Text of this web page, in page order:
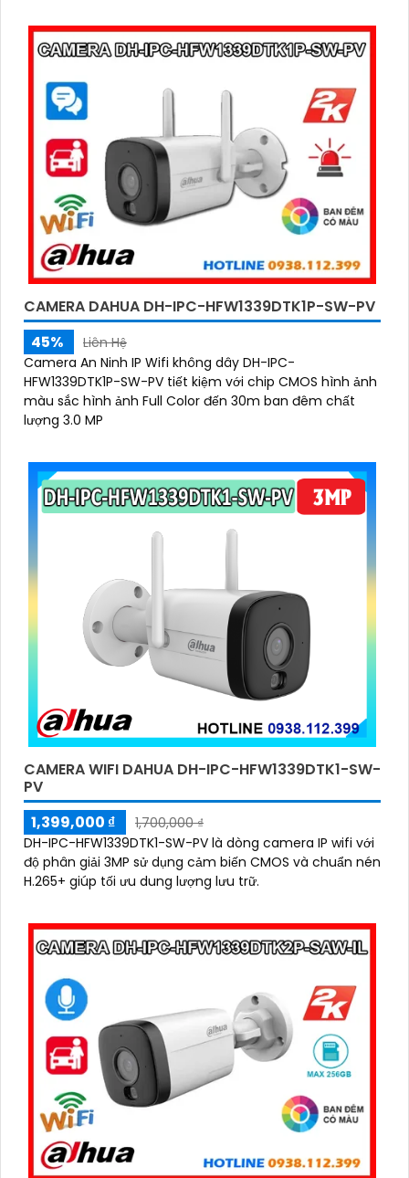
CAMERA DAHUA DH-IPC-HFW1339DTK1P-SW-PV
45%
Liên Hệ
Camera An Ninh IP Wifi không dây DH-IPC-
HFW1339DTK1P-SW-PV tiết kiệm với chip CMOS hình ảnh
màu sắc hình ảnh Full Color đến 30m ban đêm chất
lượng 3.0 MP
CAMERA WIFI DAHUA DH-IPC-HFW1339DTK1-SW-
PV
1,399,000 ₫
1,700,000 ₫
DH-IPC-HFW1339DTK1-SW-PV là dòng camera IP wifi với
độ phân giải 3MP sử dụng cảm biến CMOS và chuẩn nén
H.265+ giúp tối ưu dung lượng lưu trữ.